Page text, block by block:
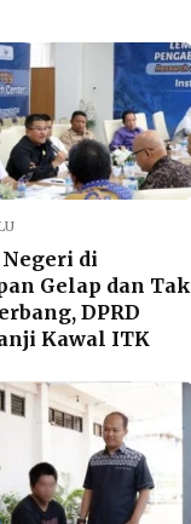
di
Gelap dan Tak
DPRD
Kawal ITK